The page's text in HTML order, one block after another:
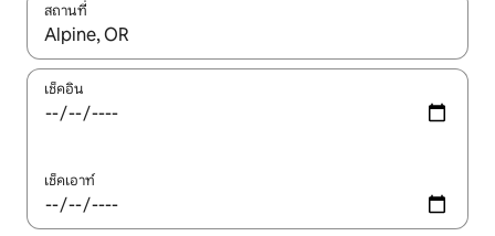
สถานที่
ใช้ลูกศรขึ้นลง หรือใช้การสัมผัสหรือปัด เพื่อสำรวจผลการค้นหา
เช็คอิน
เช็คเอาท์